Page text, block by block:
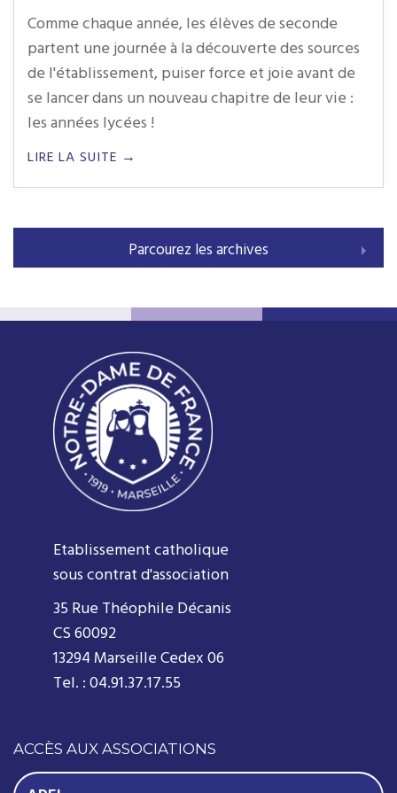
Comme chaque année, les élèves de seconde
partent une journée à la découverte des sources
de l'établissement, puiser force et joie avant de
se lancer dans un nouveau chapitre de leur vie :
les années lycées !
LIRE LA SUITE →
Parcourez les archives
Etablissement catholique
sous contrat d'association
35 Rue Théophile Décanis
CS 60092
13294 Marseille Cedex 06
Tel. : 04.91.37.17.55
ACCÈS AUX ASSOCIATIONS